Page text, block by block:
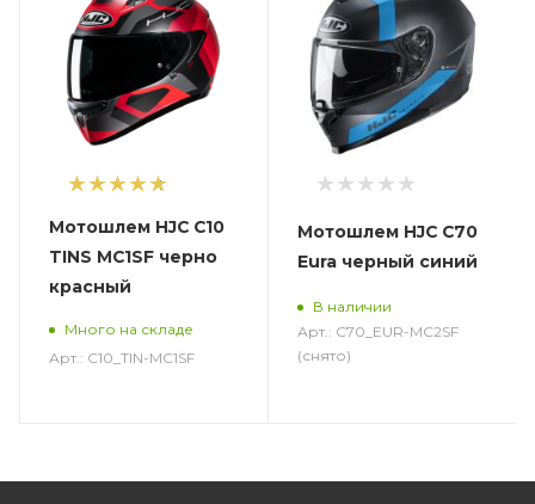
1
Мотошлем HJC C10
TINS MC1SF черно
красный
Много на складе
Арт.: C10_TIN-MC1SF
Мотошлем HJC C70
Eura черный синий
В наличии
Арт.: C70_EUR-MC2SF
(снято)